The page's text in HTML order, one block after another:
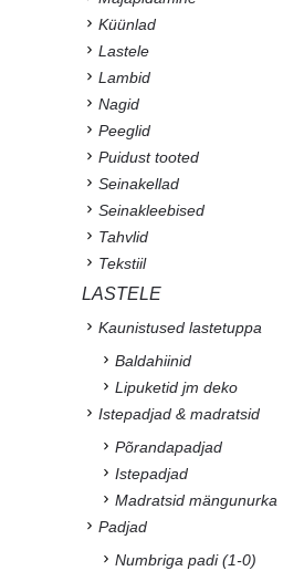
Küünlad
Lastele
Lambid
Nagid
Peeglid
Puidust tooted
Seinakellad
Seinakleebised
Tahvlid
Tekstiil
LASTELE
Kaunistused lastetuppa
Baldahiinid
Lipuketid jm deko
Istepadjad & madratsid
Põrandapadjad
Istepadjad
Madratsid mängunurka
Padjad
Numbriga padi (1-0)